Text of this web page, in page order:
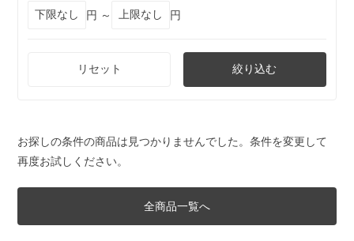
円 ～
円
リセット 絞り込む
お探しの条件の商品は見つかりませんでした。条件を変更して
再度お試しください。
全商品一覧へ